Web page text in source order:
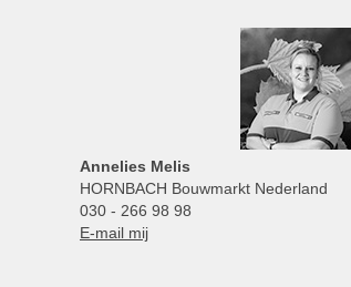
Annelies Melis
HORNBACH Bouwmarkt Nederland
030 - 266 98 98
E-mail mij